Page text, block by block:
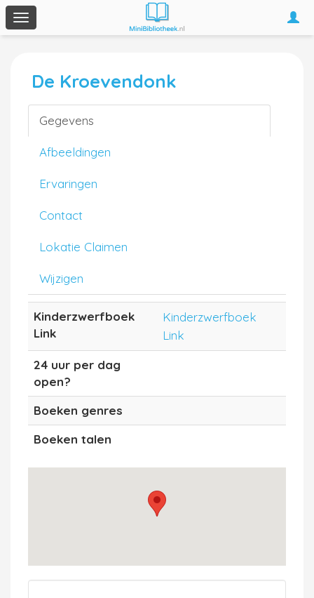
Toggle
navigation
De Kroevendonk
Gegevens
Afbeeldingen
Ervaringen
Contact
Lokatie Claimen
Wijzigen
Kinderzwerfboek
Link
Kinderzwerfboek
Link
24 uur per dag
open?
Boeken genres
Boeken talen